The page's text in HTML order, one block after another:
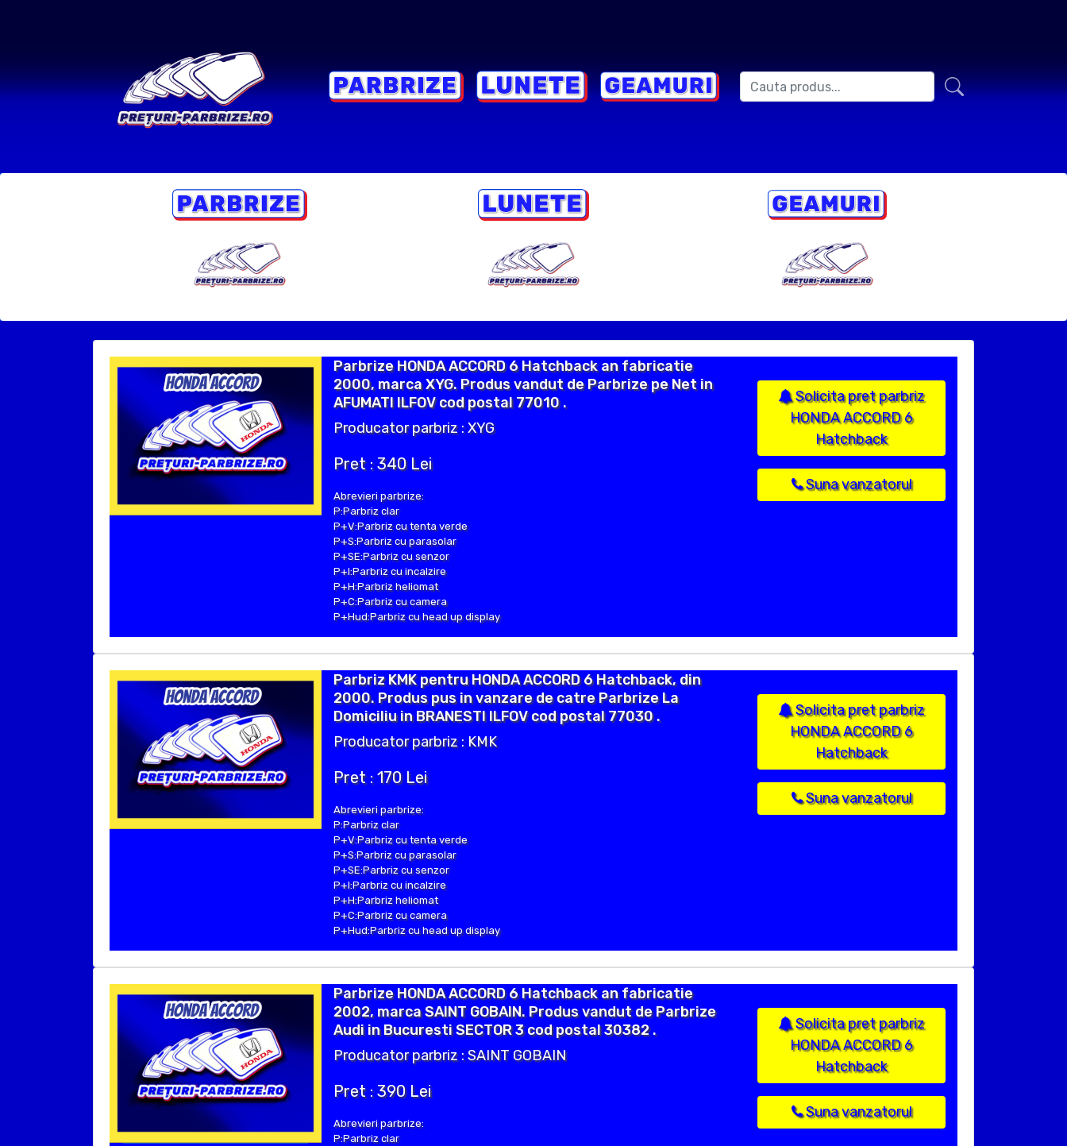
Parbrize HONDA ACCORD 6 Hatchback an fabricatie
2000, marca XYG. Produs vandut de Parbrize pe Net in
AFUMATI ILFOV cod postal 77010 .
Producator parbriz : XYG
Pret : 340 Lei
Abrevieri parbrize:
P:Parbriz clar
P+V:Parbriz cu tenta verde
P+S:Parbriz cu parasolar
P+SE:Parbriz cu senzor
P+I:Parbriz cu incalzire
P+H:Parbriz heliomat
P+C:Parbriz cu camera
P+Hud:Parbriz cu head up display
Solicita pret parbriz
HONDA ACCORD 6
Hatchback
Suna vanzatorul
Parbriz KMK pentru HONDA ACCORD 6 Hatchback, din
2000. Produs pus in vanzare de catre Parbrize La
Domiciliu in BRANESTI ILFOV cod postal 77030 .
Producator parbriz : KMK
Pret : 170 Lei
Abrevieri parbrize:
P:Parbriz clar
P+V:Parbriz cu tenta verde
P+S:Parbriz cu parasolar
P+SE:Parbriz cu senzor
P+I:Parbriz cu incalzire
P+H:Parbriz heliomat
P+C:Parbriz cu camera
P+Hud:Parbriz cu head up display
Solicita pret parbriz
HONDA ACCORD 6
Hatchback
Suna vanzatorul
Parbrize HONDA ACCORD 6 Hatchback an fabricatie
2002, marca SAINT GOBAIN. Produs vandut de Parbrize
Audi in Bucuresti SECTOR 3 cod postal 30382 .
Producator parbriz : SAINT GOBAIN
Pret : 390 Lei
Abrevieri parbrize:
P:Parbriz clar
Solicita pret parbriz
HONDA ACCORD 6
Hatchback
Suna vanzatorul